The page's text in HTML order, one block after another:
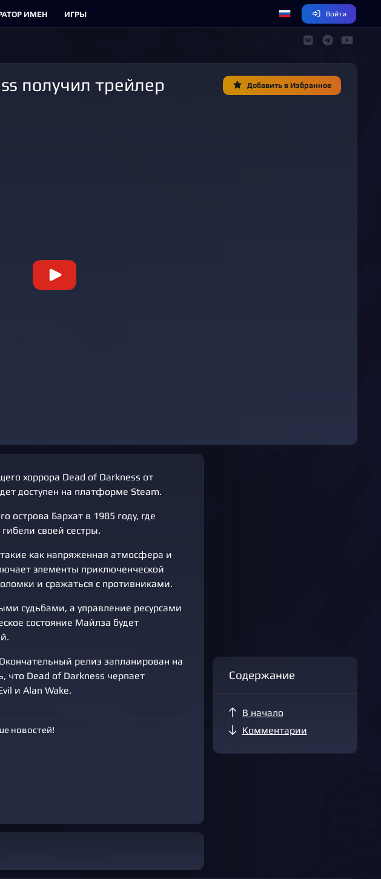
ИМЕН ИГРЫ Войти
Добавить в Избранное
получил трейлер
хоррора Dead of Darkness от
доступен на платформе Steam.
острова Бархат в 1985 году, где
своей сестры.
как напряженная атмосфера и
элементы приключенческой
и сражаться с противниками.
судьбами, а управление ресурсами
состояние Майлза будет
релиз запланирован на
что Dead of Darkness черпает
и Alan Wake.
новостей!
Содержание
В начало
Комментарии